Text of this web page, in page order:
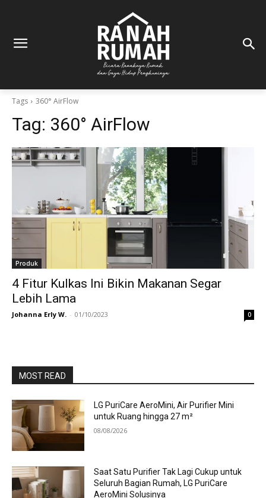
Tags 360° AirFlow
Tag: 360° AirFlow
Produk
4 Fitur Kulkas Ini Bikin Makanan Segar
Lebih Lama
Johanna Erly W. - 01/10/2023 0
MOST READ
LG PuriCare AeroMini, Air Purifier Mini
untuk Ruang hingga 27 m²
08/08/2026
Saat Satu Purifier Tak Lagi Cukup untuk
Seluruh Bagian Rumah, LG PuriCare
AeroMini Solusinya